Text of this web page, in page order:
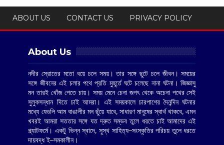
ABOUT US CONTACT US PRIVACY POLICY
About Us
নদীর স্রোতের মতো বয়ে চলে সময়। তার সঙ্গে ছুটে চলে জীবন। সময়ের
সঙ্গে জীবনের এই চলার পথে প্রতি মুহূর্তে ঘটে চলেছে নানা ঘটনা। জিজ্ঞাসু
মন তারই খোঁজ পেতে চায়। সময় মেনে চেনা জগৎ থেকে অচেনা পথের সেই
সুলুকসন্ধান দিতে চাই আমরা। এই সময়কালে চারপাশের দৈনন্দিন ঘটনার
মধ্যে যেগুলি আম বাঙালীর মন ছুঁয়ে যাবে, সাধারণ মানুষের স্বার্থ থাকবে, এমন
খবরই আমরা সততার সঙ্গে যত দ্রুত সম্ভব তুলে ধরতে চাই আমাদের এই
প্ল্যাটফর্মে। একটু ভিন্ন স্বাদে, সুস্থ সাহিত্য–সংস্কৃতির পরিচয় তুলে ধরতে
দায়বদ্ধ ই–সমকালীন।